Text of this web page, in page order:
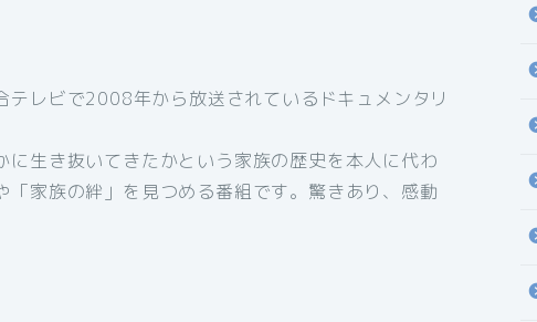
テレビで2008年から放送されているドキュメンタリ
生き抜いてきたかという家族の歴史を本人に代わ
家族の絆」を見つめる番組です。驚きあり、感動